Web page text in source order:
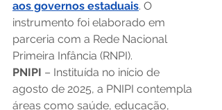
aos governos estaduais. O
instrumento foi elaborado em
parceria com a Rede Nacional
Primeira Infância (RNPI).
PNIPI – Instituída no início de
agosto de 2025, a PNIPI contempla
áreas como saúde, educação,